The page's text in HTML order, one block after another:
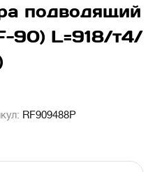
подводящий
90) L=918/т4/
RF909488Р